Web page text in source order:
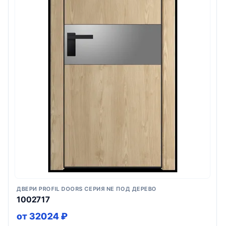
ДВЕРИ PROFIL DOORS СЕРИЯ NE ПОД ДЕРЕВО
1002717
от 32024 ₽